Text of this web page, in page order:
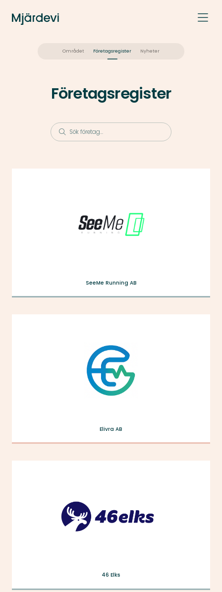
Området Företagsregister Nyheter
Företagsregister
SeeMe Running AB
Elivra AB
46 Elks